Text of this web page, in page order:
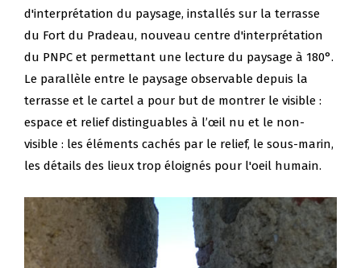
d'interprétation du paysage, installés sur la terrasse
du Fort du Pradeau, nouveau centre d'interprétation
du PNPC et permettant une lecture du paysage à 180°.
Le parallèle entre le paysage observable depuis la
terrasse et le cartel a pour but de montrer le visible :
espace et relief distinguables à l’œil nu et le non-
visible : les éléments cachés par le relief, le sous-marin,
les détails des lieux trop éloignés pour l'oeil humain.